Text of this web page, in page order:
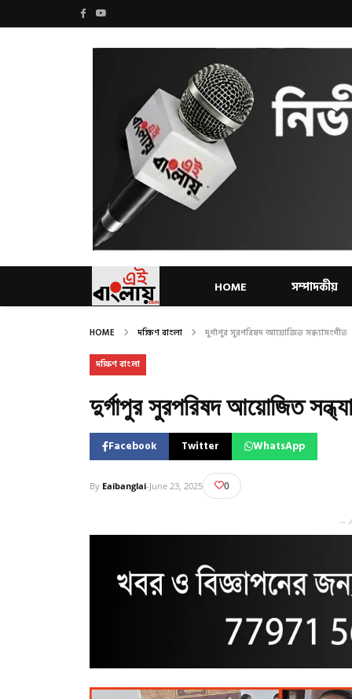
HOME সম্পাদকীয়
HOME দক্ষিণ বাংলা দুর্গাপুর সুরপরিষদ আয়োজিত সন্ধ্যাসংগীত
দক্ষিণ বাংলা
দুর্গাপুর সুরপরিষদ আয়োজিত
Facebook Twitter WhatsApp
By Eaibanglai-June 23, 2025 0
—